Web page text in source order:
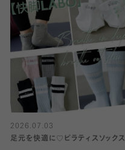
2026.07.03
足元を快適に♡ピラティスソックス